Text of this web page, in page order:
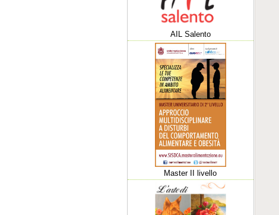
AIL Salento
Master II livello